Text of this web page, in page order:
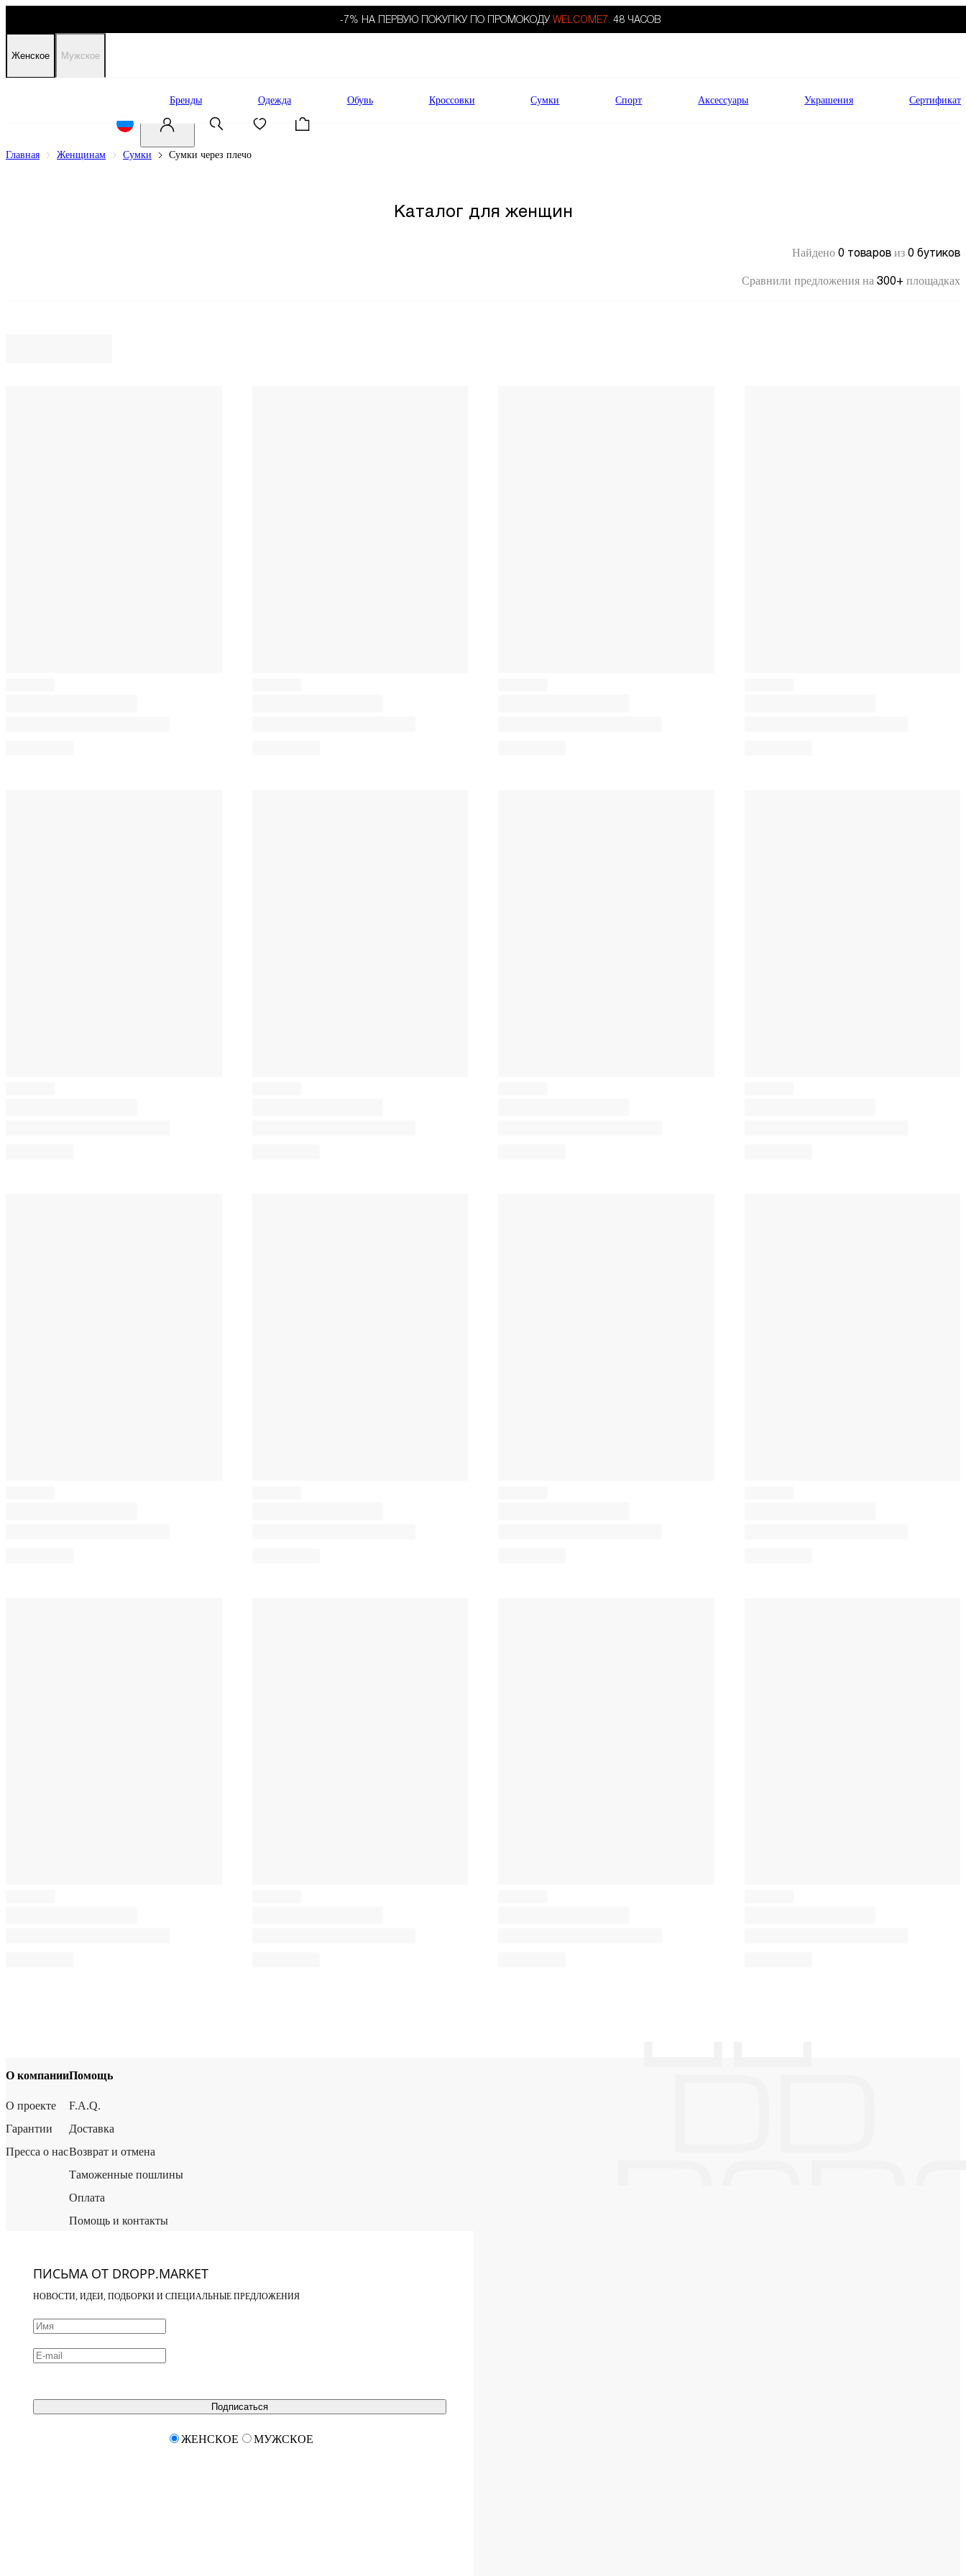
-7% НА ПЕРВУЮ ПОКУПКУ ПО ПРОМОКОДУ WELCOME7. 48 ЧАСОВ
Женское Мужское
Бренды Одежда Обувь Кроссовки Сумки Спорт Аксессуары Украшения Сертификат
Главная Женщинам Сумки Сумки через плечо
Каталог для женщин
Найдено 0 товаров из 0 бутиков
Сравнили предложения на 300+ площадках
О компании
О проекте
Гарантии
Пресса о нас
Помощь
F.A.Q.
Доставка
Возврат и отмена
Таможенные пошлины
Оплата
Помощь и контакты
ПИСЬМА ОТ DROPP.MARKET
НОВОСТИ, ИДЕИ, ПОДБОРКИ И СПЕЦИАЛЬНЫЕ ПРЕДЛОЖЕНИЯ
Подписаться
ЖЕНСКОЕ МУЖСКОЕ